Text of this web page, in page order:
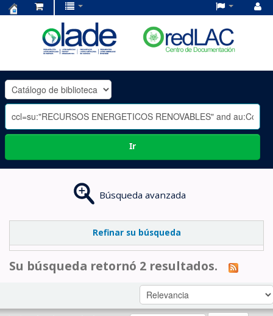
OLADE
-
Ir
Búsqueda avanzada
Refinar su búsqueda
Su búsqueda retornó 2 resultados.